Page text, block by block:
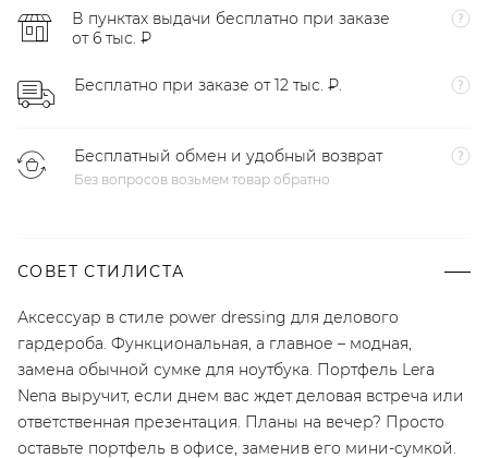
В пунктах выдачи бесплатно при заказе
от 6 тыс. ₽
Бесплатно при заказе от 12 тыс. ₽.
Бесплатный обмен и удобный возврат
Без вопросов возьмем товар обратно
СОВЕТ СТИЛИСТА
Аксессуар в стиле power dressing для делового
гардероба. Функциональная, а главное – модная,
замена обычной сумке для ноутбука. Портфель Lera
Nena выручит, если днем вас ждет деловая встреча или
ответственная презентация. Планы на вечер? Просто
оставьте портфель в офисе, заменив его мини-сумкой.